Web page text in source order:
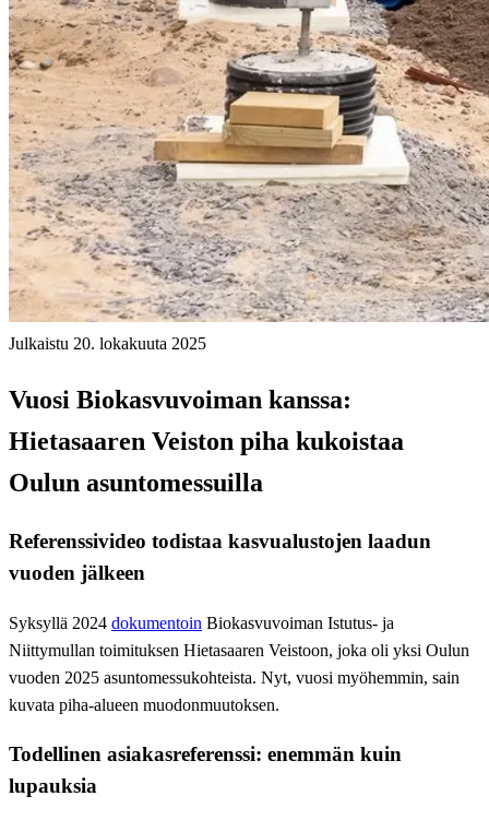
Julkaistu 20. lokakuuta 2025
Vuosi Biokasvuvoiman kanssa:
Hietasaaren Veiston piha kukoistaa
Oulun asuntomessuilla
Referenssivideo todistaa kasvualustojen laadun
vuoden jälkeen
Syksyllä 2024 dokumentoin Biokasvuvoiman Istutus- ja
Niittymullan toimituksen Hietasaaren Veistoon, joka oli yksi Oulun
vuoden 2025 asuntomessukohteista. Nyt, vuosi myöhemmin, sain
kuvata piha-alueen muodonmuutoksen.
Todellinen asiakasreferenssi: enemmän kuin
lupauksia